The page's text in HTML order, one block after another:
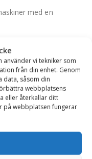
använder vi tekniker som
från din enhet. Genom
data, såsom din
webbplatsens
eller återkallar ditt
på webbplatsen fungerar
med en
standard
skada på virket